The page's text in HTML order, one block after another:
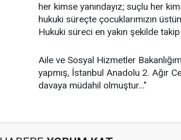
her kimse yanındayız; suçlu her
hukuki süreçte çocuklarımızın
Hukuki süreci en yakın şekilde
Aile ve Sosyal Hizmetler
yapmış, İstanbul Anadolu 2. Ağır
davaya müdahil olmuştur..."